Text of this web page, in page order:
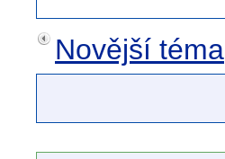
Novější téma